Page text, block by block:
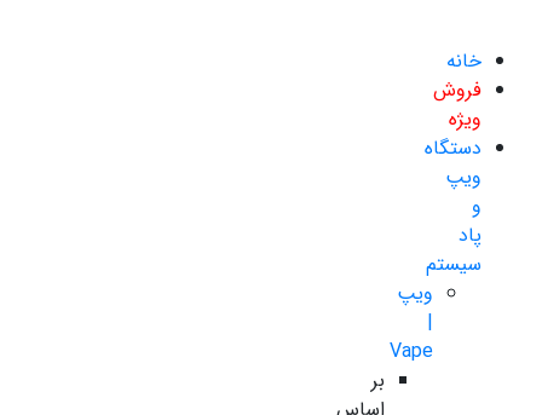
خانه
فروش
ویژه
دستگاه
ویپ
و
پاد
سیستم
ویپ
|
Vape
بر